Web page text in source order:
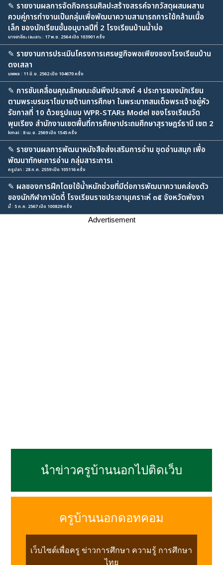
✎ รายงานผลการจัดกิจกรรมศิลปะสร้างสรรค์จากวัสดุผสมผสาน
ควบคู่การทำงานเป็นกลุ่มเพื่อพัฒนาความสามารถการใช้กล้ามเนื้อ
เล็ก ของนักเรียนชั้นอนุบาลปีที่ 2 โรงเรียนบ้านน้ำบ่อ
นางอาอีดะ เจะเลาะ : 17 พ.ย. 2564 เปิด 103901 ครั้ง
✎ รายงานการประเมินโครงการเศรษฐกิจพอเพียงของโรงเรียนบ้าน
ดงเสลา
นพพล : 11 มิ.ย. 2562 เปิด 104670 ครั้ง
✎ การขับเคลื่อนคุณลักษณะอันพึงประสงค์ 4 ประการของนักเรียน
ตามพระบรมราโชบายด้านการศึกษา ในพระบาทสมเด็จพระเจ้าอยู่หัว
รัชกาลที่ 10 ด้วยรูปแบบ WPR-STARs Model ของโรงเรียนวัด
พุมเรียง สำนักงานเขตพื้นที่การศึกษาประถมศึกษาสุราษฎร์ธานี เขต 2
kmai : 8 เม.ย. 2569 เปิด 1545 ครั้ง
✎ รายงานผลการพัฒนาหนังสือส่งเสริมการอ่าน ชุดอ่านสนุก เพื่อ
พัฒนาทักษะการอ่าน กลุ่มสาระการเ
ครูปลา : 28 ก.ค. 2559 เปิด 105116 ครั้ง
✎ ผลของการฝึกโดยใช้น้ำหนักช่วยที่มีต่อการพัฒนาความคล่องตัว
ของนักกีฬากาบัดดี้ โรงเรียนราชประชานุเคราะห์ ๓๕ จังหวัดพังงา
มี้ : 5 ก.ค. 2567 เปิด 100829 ครั้ง
Advertisement
นำข่าวครูบ้านนอกไปติดเว็บ
ครูบ้านนอกดอทคอม
เว็บไซต์เพื่อครู ข่าวการศึกษา ความรู้ การศึกษา
ไทย